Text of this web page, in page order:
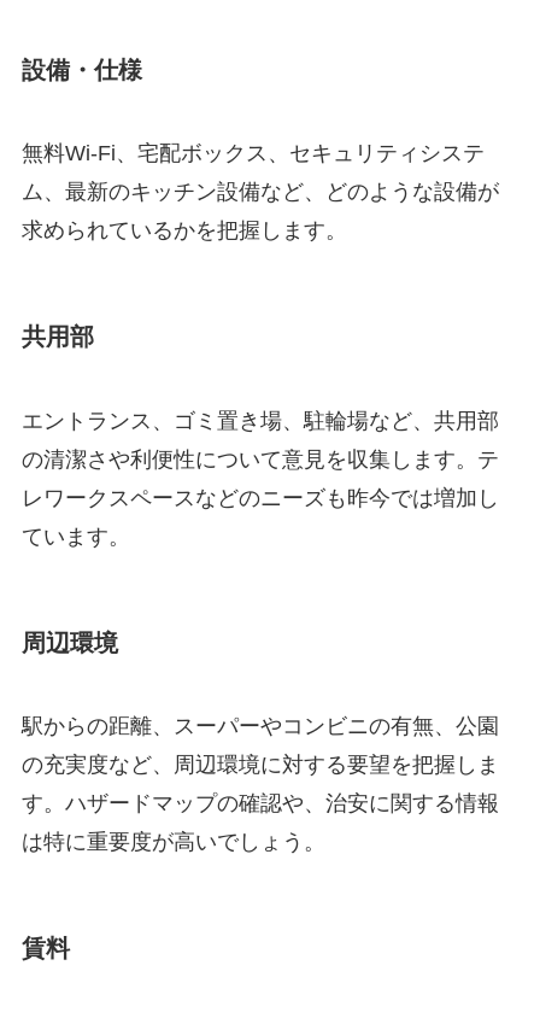
設備・仕様
無料Wi-Fi、宅配ボックス、セキュリティシステ
ム、最新のキッチン設備など、どのような設備が
求められているかを把握します。
共用部
エントランス、ゴミ置き場、駐輪場など、共用部
の清潔さや利便性について意見を収集します。テ
レワークスペースなどのニーズも昨今では増加し
ています。
周辺環境
駅からの距離、スーパーやコンビニの有無、公園
の充実度など、周辺環境に対する要望を把握しま
す。ハザードマップの確認や、治安に関する情報
は特に重要度が高いでしょう。
賃料